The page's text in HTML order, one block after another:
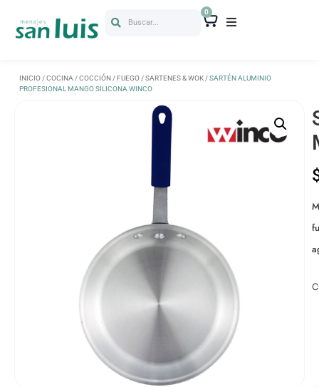
Buscar...
0
INICIO /COCINA /COCCIÓN /FUEGO /SARTENES & WOK / SARTÉN ALUMINIO
PROFESIONAL MANGO SILICONA WINCO